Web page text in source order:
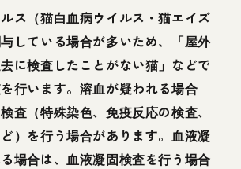
ス（猫白血病ウイルス・猫エイズ
している場合が多いため、「屋外
に検査したことがない猫」などで
行います。溶血が疑われる場合
査（特殊染色、免疫反応の検査、
）を行う場合があります。血液凝
場合は、血液凝固検査を行う場合